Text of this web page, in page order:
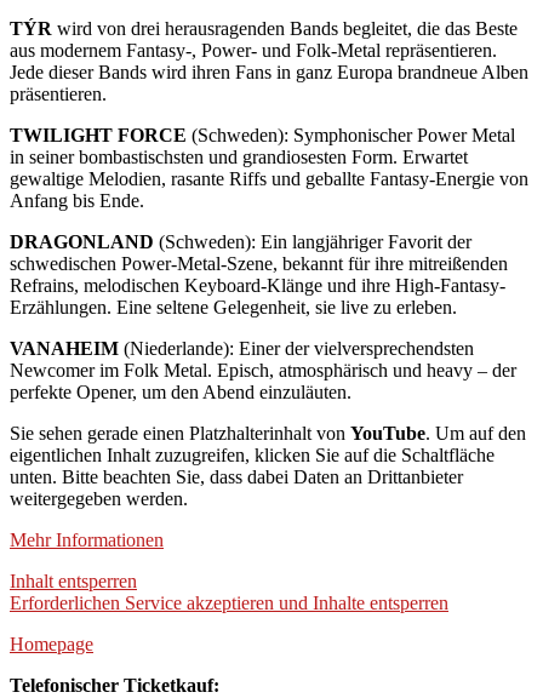
TÝR wird von drei herausragenden Bands begleitet, die das Beste
aus modernem Fantasy-, Power- und Folk-Metal repräsentieren.
Jede dieser Bands wird ihren Fans in ganz Europa brandneue Alben
präsentieren.
TWILIGHT FORCE (Schweden): Symphonischer Power Metal
in seiner bombastischsten und grandiosesten Form. Erwartet
gewaltige Melodien, rasante Riffs und geballte Fantasy-Energie von
Anfang bis Ende.
DRAGONLAND (Schweden): Ein langjähriger Favorit der
schwedischen Power-Metal-Szene, bekannt für ihre mitreißenden
Refrains, melodischen Keyboard-Klänge und ihre High-Fantasy-
Erzählungen. Eine seltene Gelegenheit, sie live zu erleben.
VANAHEIM (Niederlande): Einer der vielversprechendsten
Newcomer im Folk Metal. Episch, atmosphärisch und heavy – der
perfekte Opener, um den Abend einzuläuten.
Sie sehen gerade einen Platzhalterinhalt von YouTube. Um auf den
eigentlichen Inhalt zuzugreifen, klicken Sie auf die Schaltfläche
unten. Bitte beachten Sie, dass dabei Daten an Drittanbieter
weitergegeben werden.
Mehr Informationen
Inhalt entsperren
Erforderlichen Service akzeptieren und Inhalte entsperren
Homepage
Telefonischer Ticketkauf: